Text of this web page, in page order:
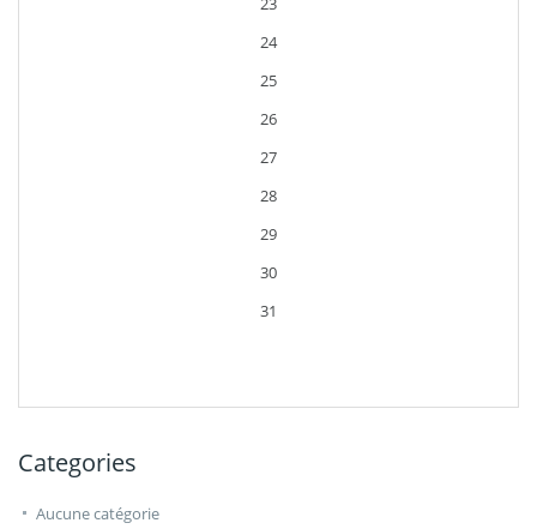
24
25
26
27
28
29
30
31
Categories
Aucune catégorie